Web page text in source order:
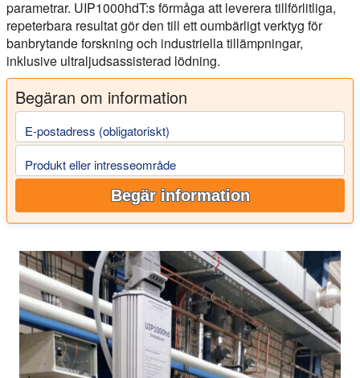
parametrar. UIP1000hdT:s förmåga att leverera tillförlitliga,
repeterbara resultat gör den till ett oumbärligt verktyg för
banbrytande forskning och industriella tillämpningar,
inklusive ultraljudsassisterad lödning.
Begäran om information
E-postadress (obligatoriskt)
Produkt eller intresseområde
Begär information